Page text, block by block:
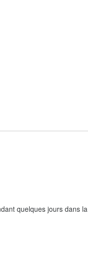
quelques jours dans la